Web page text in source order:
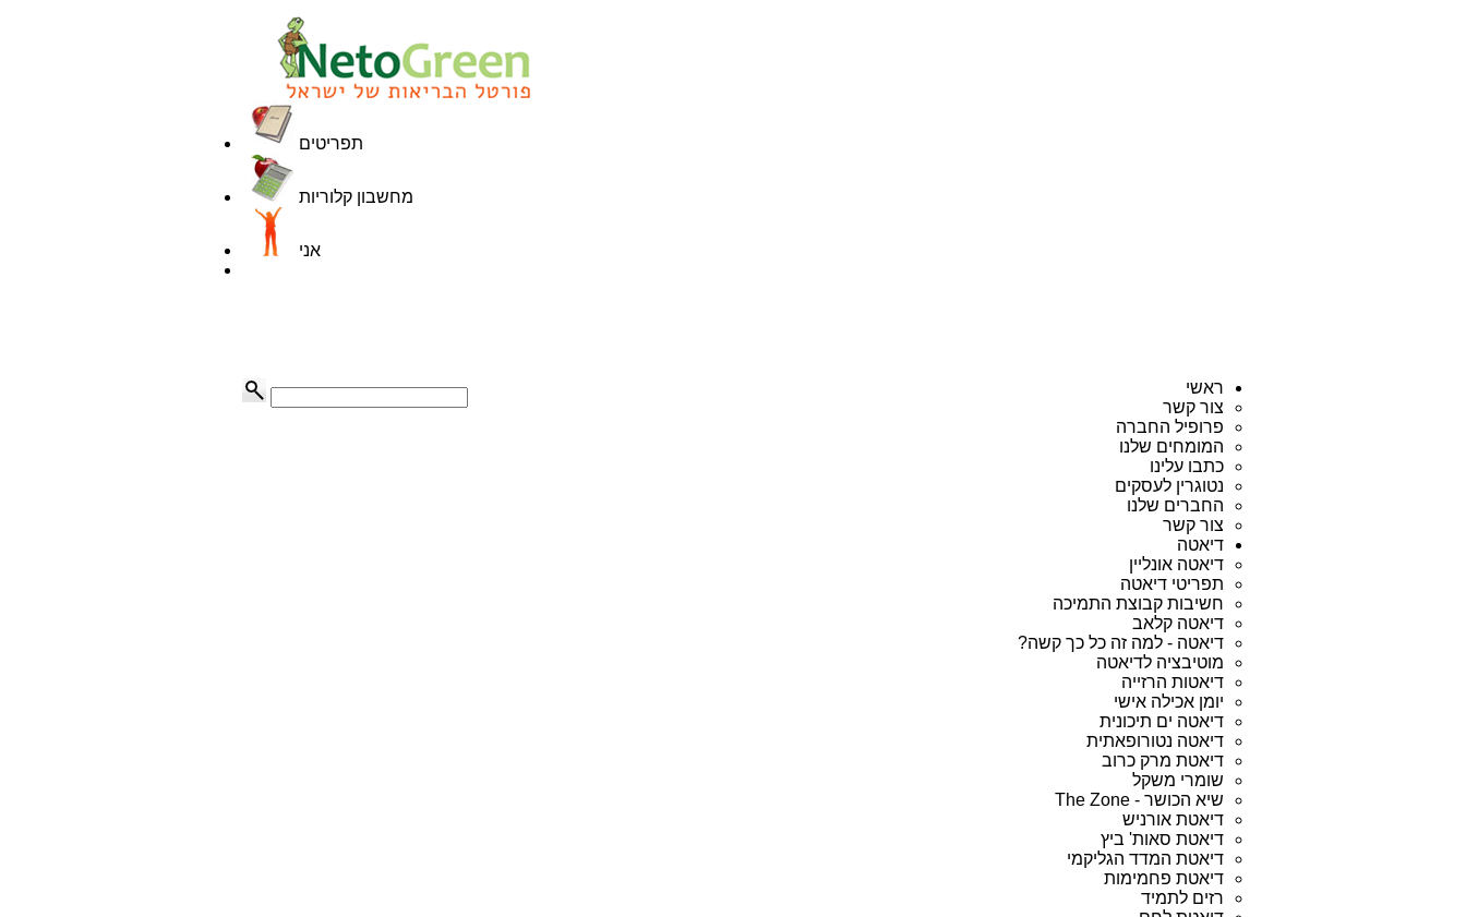
תפריטים
מחשבון קלוריות
אני
ראשי
צור קשר
פרופיל החברה
המומחים שלנו
כתבו עלינו
נטוגרין לעסקים
החברים שלנו
צור קשר
דיאטה
דיאטה אונליין
תפריטי דיאטה
חשיבות קבוצת התמיכה
דיאטה קלאב
דיאטה - למה זה כל כך קשה?
מוטיבציה לדיאטה
דיאטות הרזייה
יומן אכילה אישי
דיאטה ים תיכונית
דיאטה נטורופאתית
דיאטת מרק כרוב
שומרי משקל
שיא הכושר - The Zone
דיאטת אורניש
דיאטת סאות' ביץ
דיאטת המדד הגליקמי
דיאטת פחמימות
רזים לתמיד